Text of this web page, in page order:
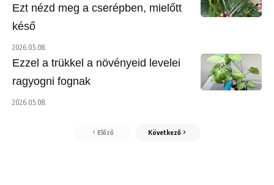
Ezt nézd meg a cserépben, mielőtt
késő
2026.05.08.
Ezzel a trükkel a növényeid levelei
ragyogni fognak
2026.05.08.
Előző Következő